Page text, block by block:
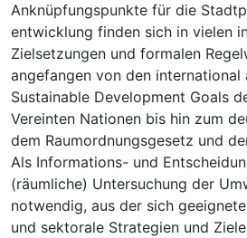
Anknüpfungspunkte für die
entwicklung finden sich in vielen
Zielsetzungen und formalen
angefangen von den international
Sustainable Development Goals
Vereinten Nationen bis hin zum
dem Raumordnungsgesetz und
Als Informations- und
(räumliche) Untersuchung der
notwendig, aus der sich
und sektorale Strategien und